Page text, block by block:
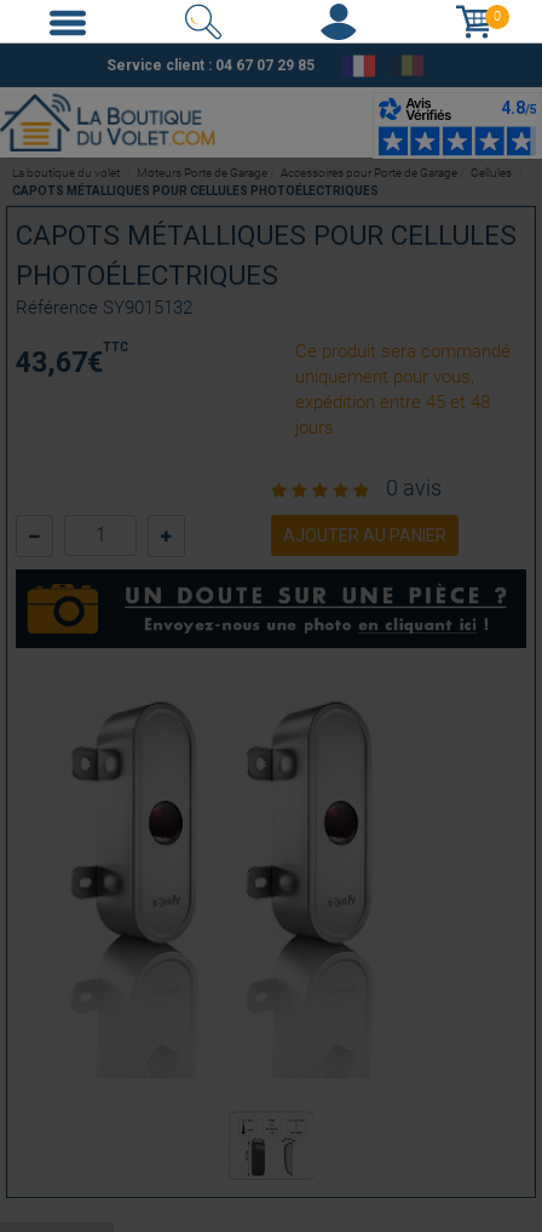
0
Service client : 04 67 07 29 85
CAPOTS MÉTALLIQUES POUR CELLULES
PHOTOÉLECTRIQUES
Référence SY9015132
43,67€TTC
Ce produit sera commandé
uniquement pour vous,
expédition entre 45 et 48
jours
0 avis
AJOUTER AU PANIER
La boutique du volet Moteurs Porte de Garage Accessoires pour Porte de Garage
Cellules
CAPOTS MÉTALLIQUES POUR CELLULES PHOTOÉLECTRIQUES